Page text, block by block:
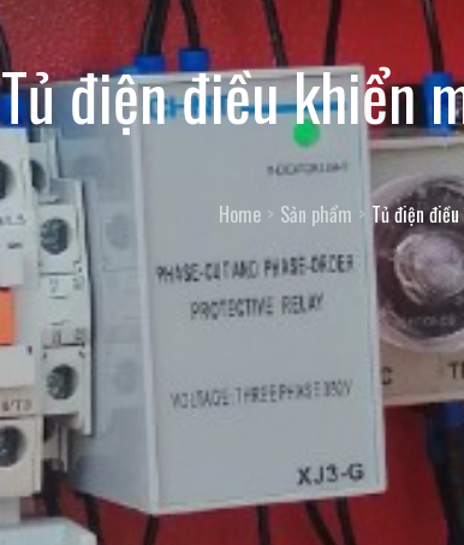
Tủ điện điều khiển
Home Sản phẩm Tủ điện